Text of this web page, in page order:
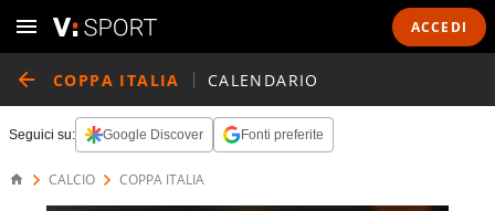
ACCEDI
COPPA ITALIA CALENDARIO
Seguici su: Google Discover Fonti preferite
CALCIO COPPA ITALIA